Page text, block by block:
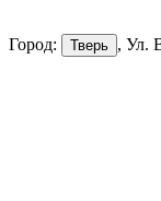
Город: Тверь , Ул.